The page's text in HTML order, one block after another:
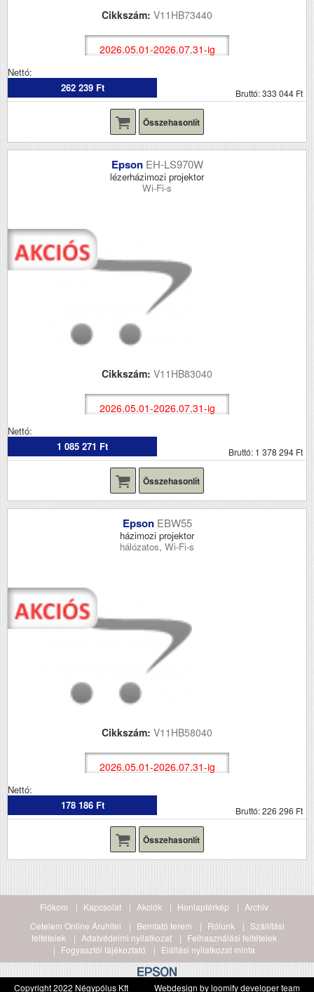
Cikkszám: V11HB73440
2026.05.01-2026.07.31-ig
Nettó:
262 239 Ft
Bruttó: 333 044 Ft
Összehasonlít
Epson EH-LS970W
lézerházimozi projektor
Wi-Fi-s
Cikkszám: V11HB83040
2026.05.01-2026.07.31-ig
Nettó:
1 085 271 Ft
Bruttó: 1 378 294 Ft
Összehasonlít
Epson EBW55
házimozi projektor
hálózatos, Wi-Fi-s
Cikkszám: V11HB58040
2026.05.01-2026.07.31-ig
Nettó:
178 186 Ft
Bruttó: 226 296 Ft
Összehasonlít
Fiókom Kapcsolat Akciók Honlaptérkép
Archiv
Cetelem Online Áruhitel
Bemtató terem Rólunk
Szállítási
feltételek
Adatvédelmi nyilatkozat
Felhasználási feltételek
Fogyasztói tájékoztató
Elállási nyilatkozat minta
Copyright 2022 Négypólus Kft Webdesign by loomify developer team